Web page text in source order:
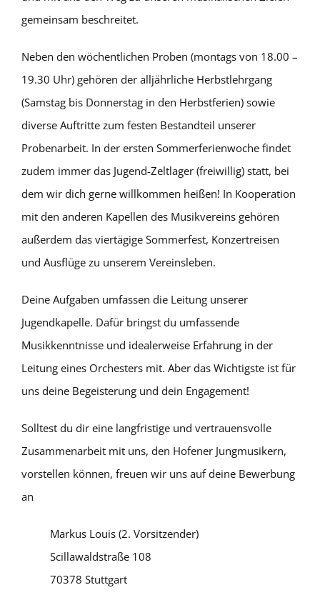
gemeinsam beschreitet.
Neben den wöchentlichen Proben (montags von 18.00 –
19.30 Uhr) gehören der alljährliche Herbstlehrgang
(Samstag bis Donnerstag in den Herbstferien) sowie
diverse Auftritte zum festen Bestandteil unserer
Probenarbeit. In der ersten Sommerferienwoche findet
zudem immer das Jugend-Zeltlager (freiwillig) statt, bei
dem wir dich gerne willkommen heißen! In Kooperation
mit den anderen Kapellen des Musikvereins gehören
außerdem das viertägige Sommerfest, Konzertreisen
und Ausflüge zu unserem Vereinsleben.
Deine Aufgaben umfassen die Leitung unserer
Jugendkapelle. Dafür bringst du umfassende
Musikkenntnisse und idealerweise Erfahrung in der
Leitung eines Orchesters mit. Aber das Wichtigste ist für
uns deine Begeisterung und dein Engagement!
Solltest du dir eine langfristige und vertrauensvolle
Zusammenarbeit mit uns, den Hofener Jungmusikern,
vorstellen können, freuen wir uns auf deine Bewerbung
an
Markus Louis (2. Vorsitzender)
Scillawaldstraße 108
70378 Stuttgart